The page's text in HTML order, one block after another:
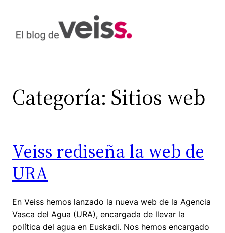
contenido
Categoría: Sitios web
Veiss rediseña la web de
URA
En Veiss hemos lanzado la nueva web de la Agencia
Vasca del Agua (URA), encargada de llevar la
política del agua en Euskadi. Nos hemos encargado